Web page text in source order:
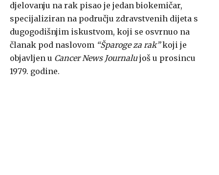
djelovanju na rak pisao je jedan biokemičar,
specijaliziran na području zdravstvenih dijeta s
dugogodišnjim iskustvom, koji se osvrnuo na
članak pod naslovom “Šparoge za rak”koji je
objavljen u Cancer News Journalujoš u prosincu
1979. godine.